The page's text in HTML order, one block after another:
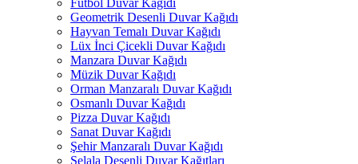
Futbol Duvar Kağıdı
Geometrik Desenli Duvar Kağıdı
Hayvan Temalı Duvar Kağıdı
Lüx İnci Çicekli Duvar Kağıdı
Manzara Duvar Kağıdı
Müzik Duvar Kağıdı
Orman Manzaralı Duvar Kağıdı
Osmanlı Duvar Kağıdı
Pizza Duvar Kağıdı
Sanat Duvar Kağıdı
Şehir Manzaralı Duvar Kağıdı
Şelala Desenli Duvar Kağıtları